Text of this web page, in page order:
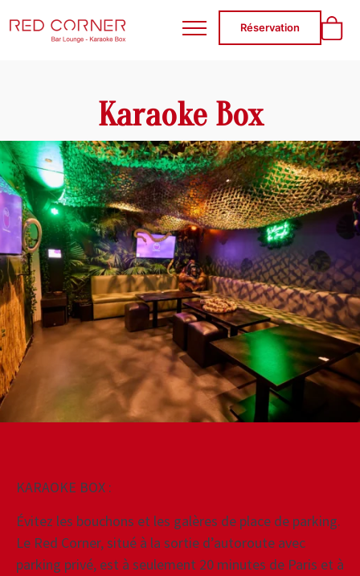
RED CORNER
Réservation
Karaoke Box
KARAOKE BOX :
Évitez les bouchons et les galères de place de parking.
Le Red Corner, situé à la sortie d’autoroute avec
parking privé, est à seulement 20 minutes de Paris et à